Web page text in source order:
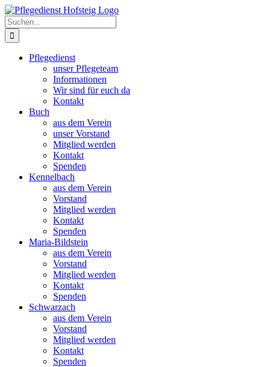
Zum
Inhalt
springen
Suche
nach:
Pflegedienst
unser Pflegeteam
Informationen
Wir sind für euch da
Kontakt
Buch
aus dem Verein
unser Vorstand
Mitglied werden
Kontakt
Spenden
Kennelbach
aus dem Verein
Vorstand
Mitglied werden
Kontakt
Spenden
Maria-Bildstein
aus dem Verein
Vorstand
Mitglied werden
Kontakt
Spenden
Schwarzach
aus dem Verein
Vorstand
Mitglied werden
Kontakt
Spenden